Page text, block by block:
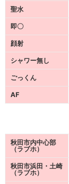
聖水
即〇
顔射
シャワー無し
ごっくん
AF
秋田市内中心部
（ラブホ）
秋田市浜田・土崎
（ラブホ）